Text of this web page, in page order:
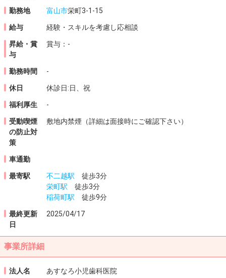
勤務地 富山市栄町3-1-15
給与 経験・スキルを考慮し応相談
昇給・賞
与
賞与：-
勤務時間 -
休日 休診日:日、祝
福利厚生 -
受動喫煙
の防止対
策
敷地内禁煙（詳細は面接時にご確認下さい）
車通勤
最寄駅 不二越駅 徒歩3分
栄町駅 徒歩3分
稲荷町駅 徒歩9分
最終更新
日
2025/04/17
事業所詳細
法人名 あすなろ小児歯科医院